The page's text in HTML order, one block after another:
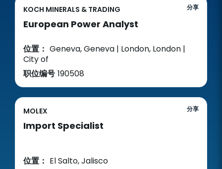
KOCH MINERALS & TRADING 分享
European Power Analyst
位置： Geneva, Geneva | London, London |
City of
职位编号 190508
MOLEX 分享
Import Specialist
位置： El Salto, Jalisco